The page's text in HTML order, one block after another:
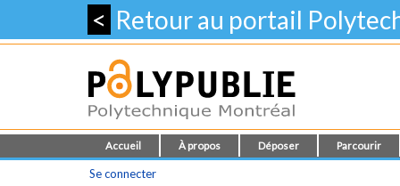
< Retour au portail
Accueil À propos Déposer Parcourir
Se connecter